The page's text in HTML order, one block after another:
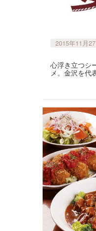
2015年11月
心浮き立つシ
メ。金沢を代